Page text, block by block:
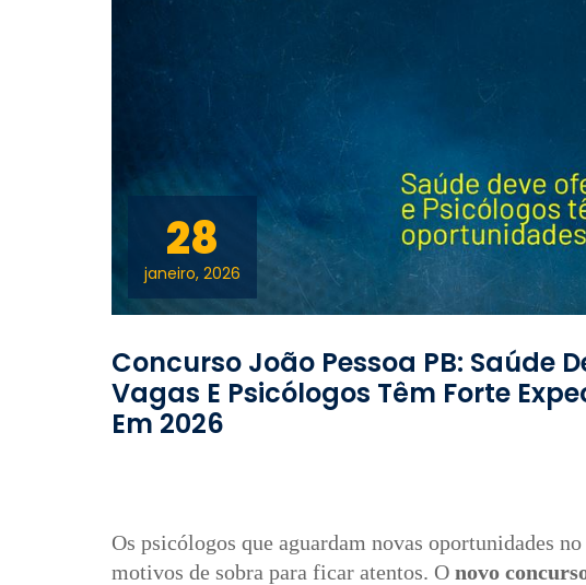
28
janeiro, 2026
Concurso João Pessoa PB: Saúde
Vagas E Psicólogos Têm Forte
Em 2026
Os psicólogos que aguardam novas oportunidades
motivos de sobra para ficar atentos. O novo